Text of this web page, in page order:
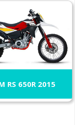
RS 650R 2015